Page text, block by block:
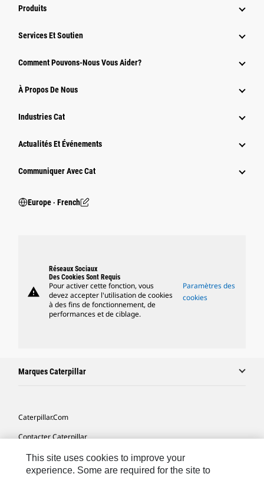
Produits
Services Et Soutien
Comment Pouvons-Nous Vous Aider?
À Propos De Nous
Industries Cat
Actualités Et Événements
Communiquer Avec Cat
Europe ‧ French
warning
Réseaux Sociaux
Des Cookies Sont Requis
Pour activer cette fonction, vous
devez accepter l'utilisation de cookies
à des fins de fonctionnement, de
performances et de ciblage.
Paramètres des
cookies
Marques Caterpillar
Caterpillar.com
Contacter Caterpillar
Mes Préférences Marketing
This site uses cookies to improve your
experience. Some are required for the site to